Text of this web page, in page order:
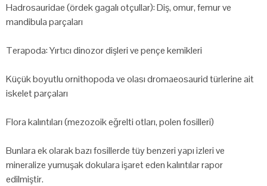
Hadrosauridae (ördek gagalı otçullar): Diş, omur, femur ve
mandibula parçaları
Terapoda: Yırtıcı dinozor dişleri ve pençe kemikleri
Küçük boyutlu ornithopoda ve olası dromaeosaurid türlerine ait
iskelet parçaları
Flora kalıntıları (mezozoik eğrelti otları, polen fosilleri)
Bunlara ek olarak bazı fosillerde tüy benzeri yapı izleri ve
mineralize yumuşak dokulara işaret eden kalıntılar rapor
edilmiştir.